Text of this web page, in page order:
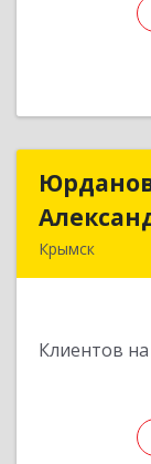
Крымск
Клиентов